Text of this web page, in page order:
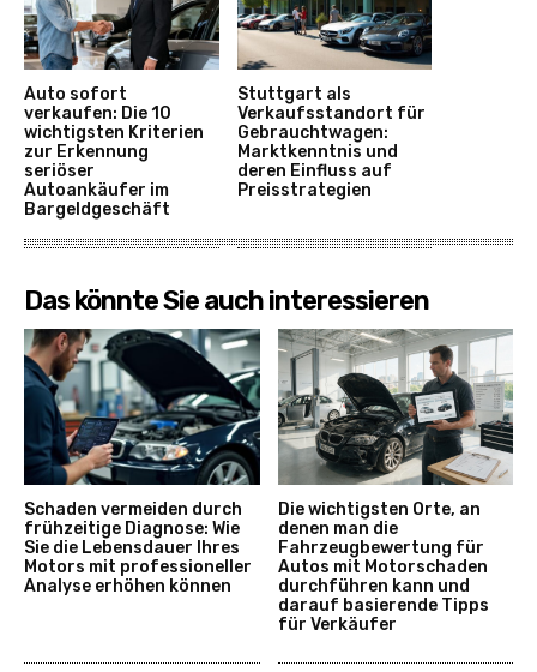
Auto sofort
verkaufen: Die 10
wichtigsten Kriterien
zur Erkennung
seriöser
Autoankäufer im
Bargeldgeschäft
Stuttgart als
Verkaufsstandort für
Gebrauchtwagen:
Marktkenntnis und
deren Einfluss auf
Preisstrategien
Das könnte Sie auch interessieren
Schaden vermeiden durch
frühzeitige Diagnose: Wie
Sie die Lebensdauer Ihres
Motors mit professioneller
Analyse erhöhen können
Die wichtigsten Orte, an
denen man die
Fahrzeugbewertung für
Autos mit Motorschaden
durchführen kann und
darauf basierende Tipps
für Verkäufer